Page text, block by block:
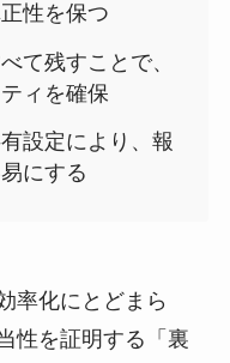
性を保つ
て残すことで、
ィを確保
設定により、報
にする
率化にとどまら
性を証明する「裏